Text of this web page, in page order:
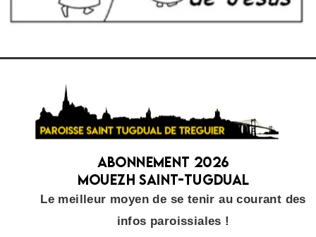
Abonnement 2026
Mouezh Saint-Tugdual
Le meilleur moyen de se tenir au courant des
infos paroissiales !